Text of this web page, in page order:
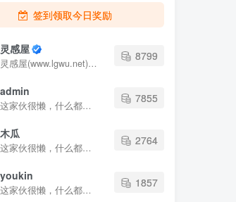
签到领取今日奖励
灵感屋 8799
admin 7855
木瓜 2764
youkin 1857